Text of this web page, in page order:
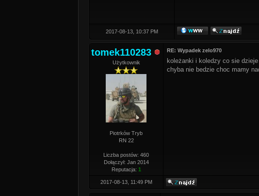
2017-08-13, 10:37 PM
tomek110283
Użytkownik
Piotrków Tryb
RN 22
Liczba postów: 460
Dołączył: Jan 2014
Reputacja: 1
RE: Wypadek zelo970
koleżanki i koledzy co sie
chyba nie bedzie choc mamy
2017-08-13, 11:49 PM